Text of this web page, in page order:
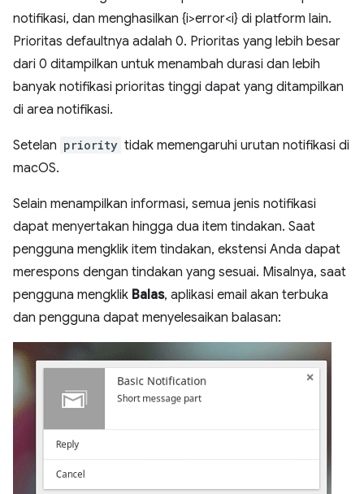
notifikasi, dan menghasilkan {i>error<i} di platform lain.
Prioritas defaultnya adalah 0. Prioritas yang lebih besar
dari 0 ditampilkan untuk menambah durasi dan lebih
banyak notifikasi prioritas tinggi dapat yang ditampilkan
di area notifikasi.
Setelan priority tidak memengaruhi urutan notifikasi di
macOS.
Selain menampilkan informasi, semua jenis notifikasi
dapat menyertakan hingga dua item tindakan. Saat
pengguna mengklik item tindakan, ekstensi Anda dapat
merespons dengan tindakan yang sesuai. Misalnya, saat
pengguna mengklik Balas, aplikasi email akan terbuka
dan pengguna dapat menyelesaikan balasan: